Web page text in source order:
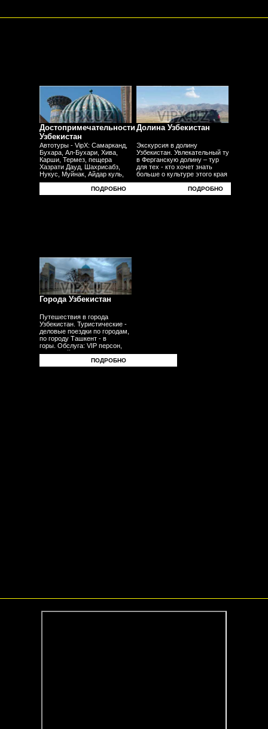
Достопримечательности
Узбекистан
Автотуры - VipX: Самарканд,
Бухара, Ал-Бухари, Хива,
Карши, Термез, пещера
Хазрати Дауд, Шахрисабз,
Нукус, Муйнак, Айдар куль,
Юрта, Фергана, Андижан,
Наманган, Коканд - другие
города.
ПОДРОБНО
Долина Узбекистан
Экскурсия в долину
Узбекистан. Увлекательный тур
в Ферганскую долину – тур
для тех - кто хочет знать
больше о культуре этого края
- плодородных равнин
- узбекского традиционного ремесела.
ПОДРОБНО
Города Узбекистан
Путешествия в города
Узбекистан. Туристические -
деловые поездки по городам,
по городу Ташкент - в
горы. Обслуга: VIP персон,
делегаций, бизнесменов,
туристов, гостей,
корпоративных клиентов
ПОДРОБНО